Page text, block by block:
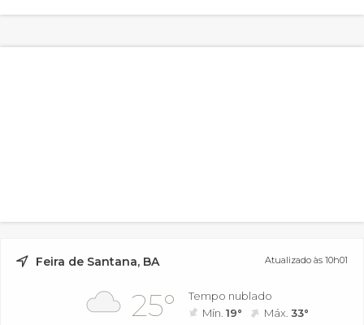
Feira de Santana, BA Atualizado às 10h01
25°
Tempo nublado
Mín.19° Máx.33°